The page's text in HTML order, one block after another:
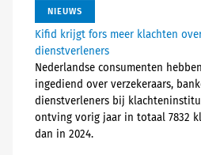
NIEUWS
Kifid krijgt fors meer klachten
dienstverleners
Nederlandse consumenten
ingediend over verzekeraars,
dienstverleners bij
ontving vorig jaar in totaal 7832
dan in 2024.